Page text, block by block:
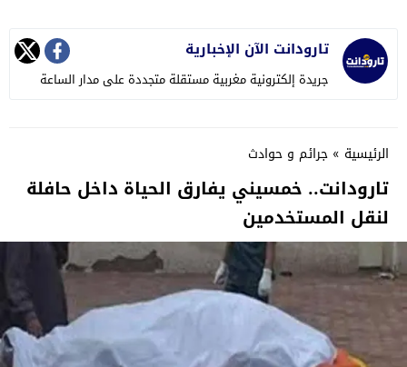
تارودانت الآن الإخبارية
جريدة إلكترونية مغربية مستقلة متجددة على مدار الساعة
الرئيسية » جرائم و حوادث
تارودانت.. خمسيني يفارق الحياة داخل حافلة
لنقل المستخدمين